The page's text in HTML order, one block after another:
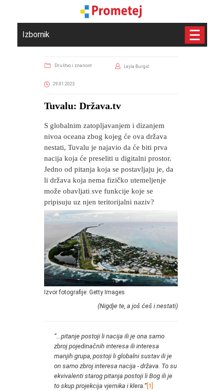
Izbornik
Društvo i znanost Lejla Burgić
29.01.2023
Tuvalu: Država.tv
S globalnim zatopljavanjem i dizanjem
nivoa oceana zbog kojeg će ova država
nestati, Tuvalu je najavio da će biti prva
nacija koja će preseliti u digitalni prostor.
Jedno od pitanja koja se postavljaju je, da
li država koja nema fizičko utemeljenje
može obavljati sve funkcije koje se
pripisuju uz njen teritorijalni naziv?
Izvor fotografije: Getty Images
(Nigdje te, a još ćeš i nestati)
“…pitanje postoji li nacija ili je ona samo
zbroj pojedinačnih interesa ili interesa
manjih grupa, postoji li globalni sustav ili je
on samo zbroj interesa nacija - država. To su
ekvivalenti starog pitanja postoji li Bog ili je
to skup projekcija vjernika i klera.” [1]